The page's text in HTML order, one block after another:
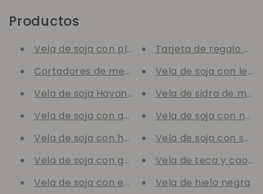
Productos
Vela de soja con plumeria
Cortadores de mechas
Vela de soja Havana Nights
Vela de soja con aroma a rosa y ládano
Vela de soja con hechizo de amor
Vela de soja con guisante de olor
Vela de soja con eucalipto y menta verde de
Tarjeta de regalo
Vela de soja con
Vela de sidra de
Vela de soja con
Vela de soja con
Vela de teca y caoba
Vela de hielo negra